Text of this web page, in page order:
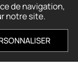
de navigation,
notre site.
All rights reserved